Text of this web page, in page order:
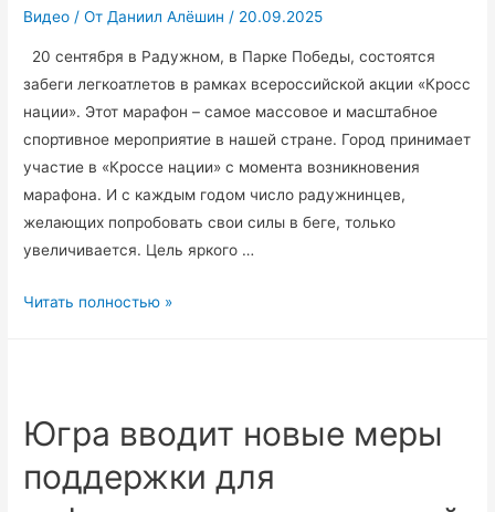
Видео / От Даниил Алёшин / 20.09.2025
20 сентября в Радужном, в Парке Победы, состоятся
забеги легкоатлетов в рамках всероссийской акции «Кросс
нации». Этот марафон – самое массовое и масштабное
спортивное мероприятие в нашей стране. Город принимает
участие в «Кроссе нации» с момента возникновения
марафона. И с каждым годом число радужнинцев,
желающих попробовать свои силы в беге, только
увеличивается. Цель яркого …
Радужнинцы
марафоне
«Кросс
нации»
Читать полностью »
Югра вводит новые меры
поддержки для